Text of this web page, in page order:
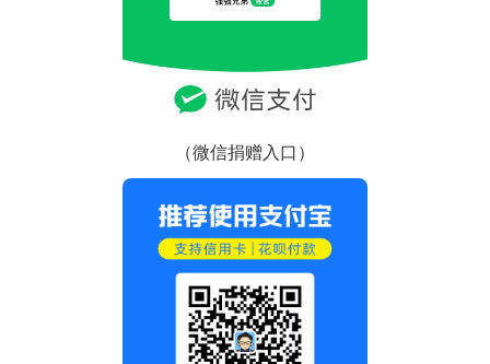
（微信捐赠入口）